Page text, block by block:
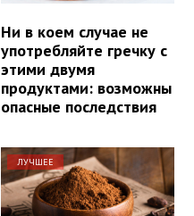
Ни в коем случае не
употребляйте гречку с
этими двумя
продуктами: возможны
опасные последствия
ЛУЧШЕЕ